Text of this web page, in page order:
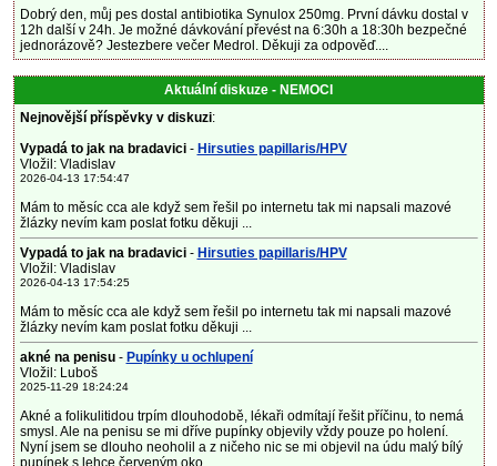
Dobrý den, můj pes dostal antibiotika Synulox 250mg. První dávku dostal v
12h další v 24h. Je možné dávkování převést na 6:30h a 18:30h bezpečné
jednorázově? Jestezbere večer Medrol. Děkuji za odpověď....
Aktuální diskuze - NEMOCI
Nejnovější příspěvky v diskuzi:
Vypadá to jak na bradavici - Hirsuties papillaris/HPV
Vložil: Vladislav
2026-04-13 17:54:47
Mám to měsíc cca ale když sem řešil po internetu tak mi napsali mazové
žlázky nevím kam poslat fotku děkuji ...
Vypadá to jak na bradavici - Hirsuties papillaris/HPV
Vložil: Vladislav
2026-04-13 17:54:25
Mám to měsíc cca ale když sem řešil po internetu tak mi napsali mazové
žlázky nevím kam poslat fotku děkuji ...
akné na penisu- Pupínky u ochlupení
Vložil: Luboš
2025-11-29 18:24:24
Akné a folikulitidou trpím dlouhodobě, lékaři odmítají řešit příčinu, to nemá
smysl. Ale na penisu se mi dříve pupínky objevily vždy pouze po holení.
Nyní jsem se dlouho neoholil a z ničeho nic se mi objevil na údu malý bílý
pupínek s lehce červeným oko...